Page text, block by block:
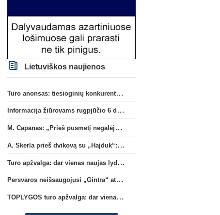
Lietuviškos naujienos
Turo anonsas: tiesioginių konkurentų dvikova Gargžduose
Informacija žiūrovams rugpjūčio 6 d. UEFA rungtynėms
M. Capanas: „Prieš pusmetį negalėjau net įsivaizduoti, kad žaisime prieš „Hajduk“
A. Skerla prieš dvikovą su „Hajduk“: „Tai kito kalibro komanda“
Turo apžvalga: dar vienas naujas lyderis
Persvaros neišsaugojusi „Gintra“ atrankos pusfinalyje nusileido Škotijos čempionėms
TOPLYGOS turo apžvalga: dar vienas naujas lyderis